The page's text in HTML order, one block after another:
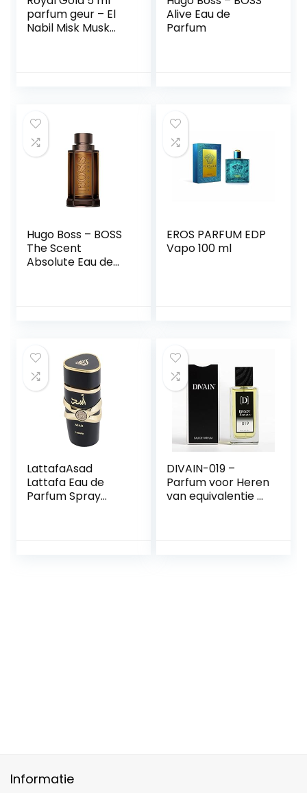
parfum geur – El
Nabil Misk Musk
Alive Eau de
Parfum
Hugo Boss – BOSS
The Scent
Absolute Eau de
EROS PARFUM EDP
Vapo 100 ml
LattafaAsad
Lattafa Eau de
Parfum Spray
DIVAIN-019 –
Parfum voor Heren
van equivalentie –
Informatie